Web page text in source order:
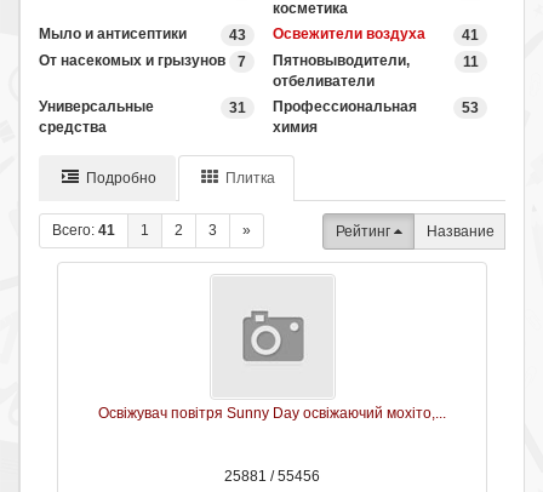
косметика
43
Мыло и антисептики 41
Освежители воздуха
7
От насекомых и грызунов 11
Пятновыводители,
отбеливатели
31
Универсальные
средства
53
Профессиональная
химия
Подробно Плитка
Всего: 41 1 2 3 » Рейтинг Название
Освіжувач повітря Sunny Day освіжаючий мохіто,...
25881 / 55456